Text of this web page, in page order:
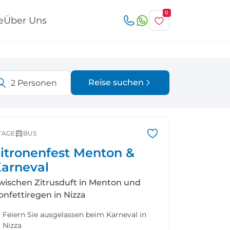
Über Uns
0
Schweiz
Nordeuropa
2 Personen Reise suchen
BUS
Menton &
Zitrusduft in Menton und
in Nizza
Feiern Sie ausgelassen beim Karneval in
Nizza